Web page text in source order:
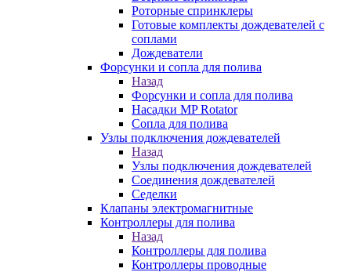
Роторные спринклеры
Готовые комплекты дождевателей с
соплами
Дождеватели
Форсунки и сопла для полива
Назад
Форсунки и сопла для полива
Насадки MP Rotator
Сопла для полива
Узлы подключения дождевателей
Назад
Узлы подключения дождевателей
Соединения дождевателей
Седелки
Клапаны электромагнитные
Контроллеры для полива
Назад
Контроллеры для полива
Контроллеры проводные